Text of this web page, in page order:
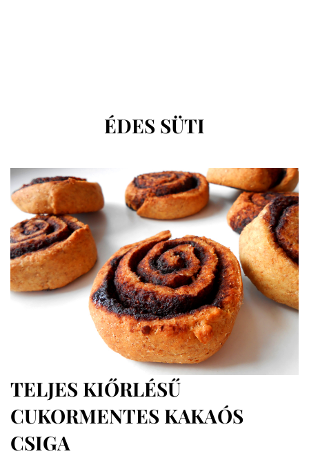
CÍMKE
:
ÉDES SÜTI
TELJES KIŐRLÉSŰ
CUKORMENTES KAKAÓS
CSIGA